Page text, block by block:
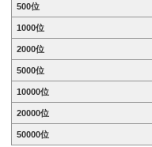
500位
1000位
2000位
5000位
10000位
20000位
50000位